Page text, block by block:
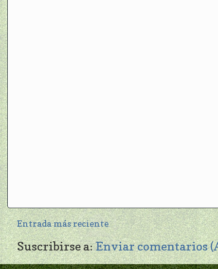
Entrada más reciente
Suscribirse a:Enviar comentarios